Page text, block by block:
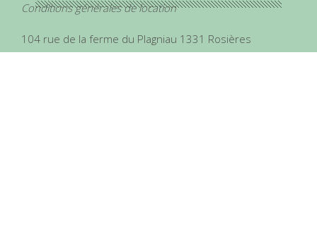
Conditions générales de location
104 rue de la ferme du Plagniau 1331 Rosières
chapapote.hats@gmail.com